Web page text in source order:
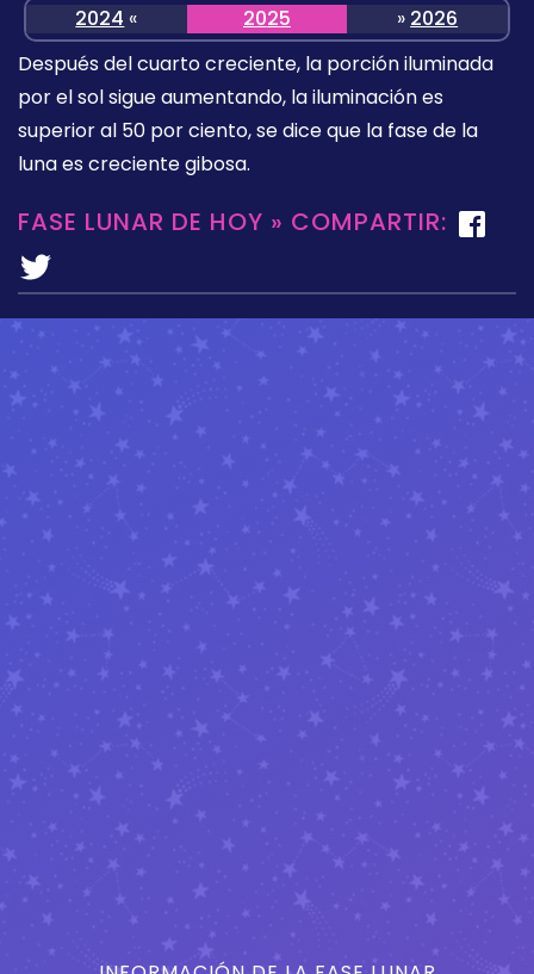
2024 « 2025 » 2026
Después del cuarto creciente, la porción iluminada
por el sol sigue aumentando, la iluminación es
superior al 50 por ciento, se dice que la fase de la
luna es creciente gibosa.
FASE LUNAR DE HOY » COMPARTIR: